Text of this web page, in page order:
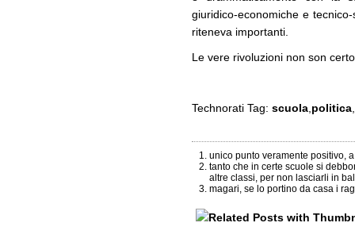
giuridico-economiche e
riteneva importanti.
Le vere rivoluzioni non son
Technorati Tag: scuola,politica,
unico punto veramente positivo,
tanto che in certe scuole si
altre classi, per non lasciarli in
magari, se lo portino da casa i